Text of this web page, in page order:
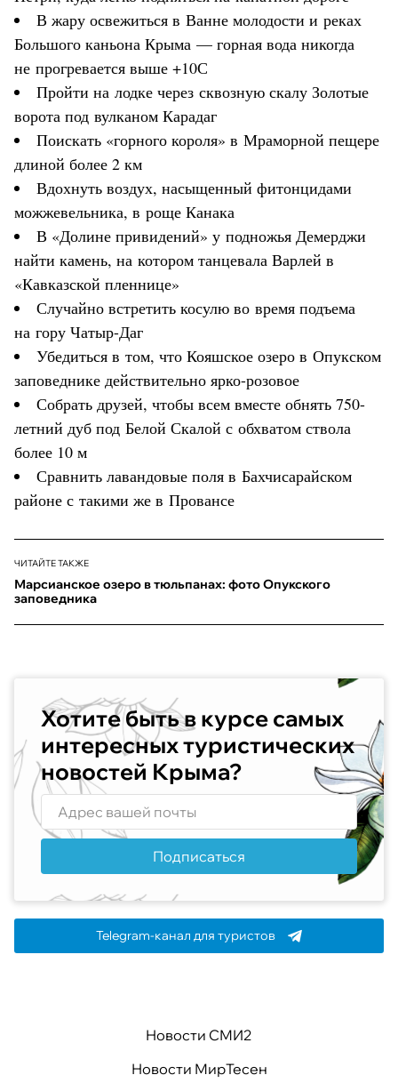
В жару освежиться в Ванне молодости и реках
Большого каньона Крыма — горная вода никогда
не прогревается выше +10С
Пройти на лодке через сквозную скалу Золотые
ворота под вулканом Карадаг
Поискать «горного короля» в Мраморной пещере
длиной более 2 км
Вдохнуть воздух, насыщенный фитонцидами
можжевельника, в роще Канака
В «Долине привидений» у подножья Демерджи
найти камень, на котором танцевала Варлей в
«Кавказской пленнице»
Случайно встретить косулю во время подъема
на гору Чатыр-Даг
Убедиться в том, что Кояшское озеро в Опукском
заповеднике действительно ярко-розовое
Собрать друзей, чтобы всем вместе обнять 750-
летний дуб под Белой Скалой с обхватом ствола
более 10 м
Сравнить лавандовые поля в Бахчисарайском
районе с такими же в Провансе
ЧИТАЙТЕ ТАКЖЕ
Марсианское озеро в тюльпанах: фото Опукского
заповедника
Хотите быть в курсе самых
интересных туристических
новостей Крыма?
Подписаться
Telegram-канал для туристов
Новости СМИ2
Новости МирТесен